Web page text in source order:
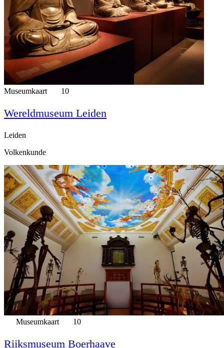
Museumkaart 10
Wereldmuseum Leiden
Leiden
Volkenkunde
Museumkaart 10
Rijksmuseum Boerhaave